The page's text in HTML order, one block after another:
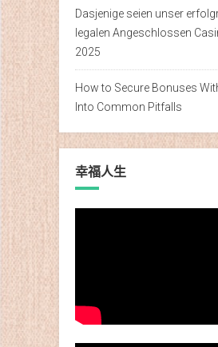
Dasjenige seien unser
legalen Angeschlossen
2025
How to Secure Bonuses
Into Common Pitfalls
幸福人生